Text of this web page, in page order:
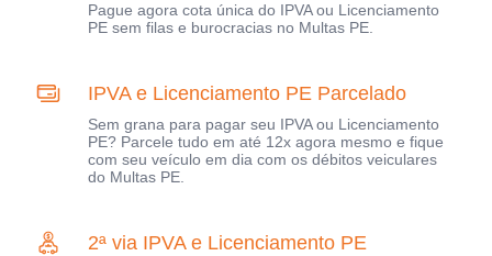
Pague agora cota única do IPVA ou Licenciamento
PE sem filas e burocracias no Multas PE.
IPVA e Licenciamento PE Parcelado
Sem grana para pagar seu IPVA ou Licenciamento
PE? Parcele tudo em até 12x agora mesmo e fique
com seu veículo em dia com os débitos veiculares
do Multas PE.
2ª via IPVA e Licenciamento PE